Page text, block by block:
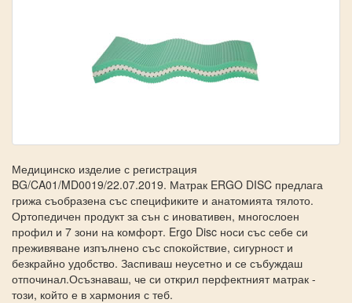
Медицинско изделие с регистрация
BG/CA01/MD0019/22.07.2019. Матрак ERGO DISC предлага
грижа съобразена със спецификите и анатомията тялото.
Ортопедичен продукт за сън с иновативен, многослоен
профил и 7 зони на комфорт. Ergo Disc носи със себе си
преживяване изпълнено със спокойствие, сигурност и
безкрайно удобство. Заспиваш неусетно и се събуждаш
отпочинал.Осъзнаваш, че си открил перфектният матрак -
този, който е в хармония с теб.